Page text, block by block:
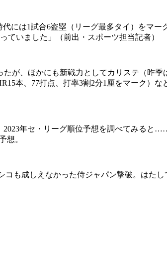
には1試合6盗塁（リーグ最多タイ）をマ
ていました」（前出・スポーツ担当記者）
が、ほかにも新戦力としてカリステ（昨季
本、77打点、打率3割2分1厘をマーク）
年セ・リーグ順位予想を調べてみると
想。
も成しえなかった侍ジャパン撃破。はた